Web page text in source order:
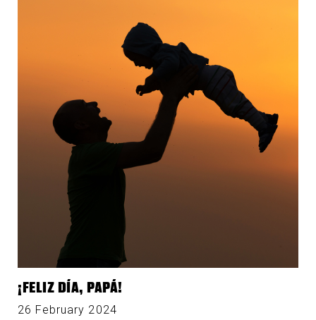
¡FELIZ DÍA, PAPÁ!
26 February 2024